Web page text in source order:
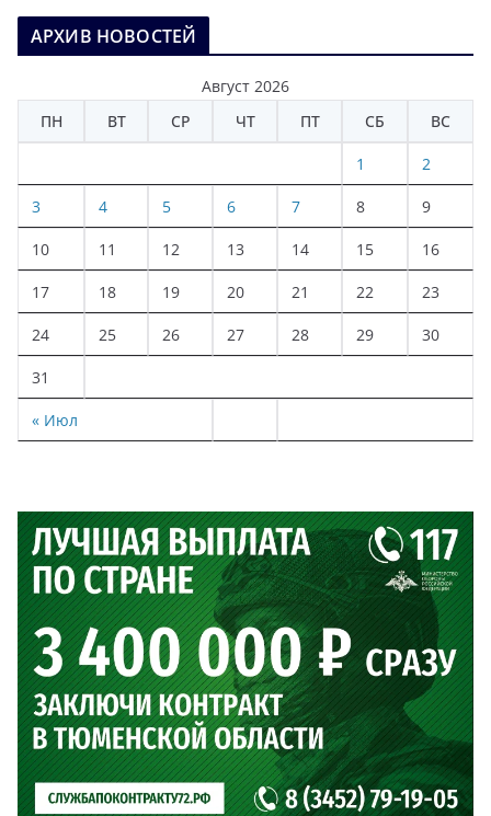
АРХИВ НОВОСТЕЙ
Август 2026
ПН
ВТ СР ЧТ ПТ СБ ВС
« Июл
1 2
3 4 5 6 7 8 9
10 11 12 13 14 15 16
17 18 19 20 21 22 23
24 25 26 27 28 29 30
31